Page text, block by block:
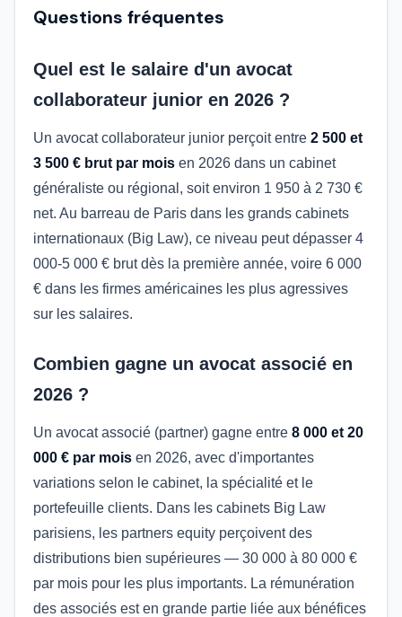
Questions fréquentes
Quel est le salaire d'un avocat
collaborateur junior en 2026 ?
Un avocat collaborateur junior perçoit entre 2 500 et
3 500 € brut par mois en 2026 dans un cabinet
généraliste ou régional, soit environ 1 950 à 2 730 €
net. Au barreau de Paris dans les grands cabinets
internationaux (Big Law), ce niveau peut dépasser 4
000-5 000 € brut dès la première année, voire 6 000
€ dans les firmes américaines les plus agressives
sur les salaires.
Combien gagne un avocat associé en
2026 ?
Un avocat associé (partner) gagne entre 8 000 et 20
000 € par mois en 2026, avec d'importantes
variations selon le cabinet, la spécialité et le
portefeuille clients. Dans les cabinets Big Law
parisiens, les partners equity perçoivent des
distributions bien supérieures — 30 000 à 80 000 €
par mois pour les plus importants. La rémunération
des associés est en grande partie liée aux bénéfices